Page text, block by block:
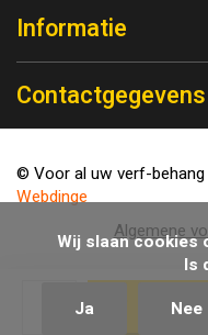
Informatie
Contactgegevens
Algemene
© Voor al uw verf-behang
Webdinge
Is
Ja
Nee